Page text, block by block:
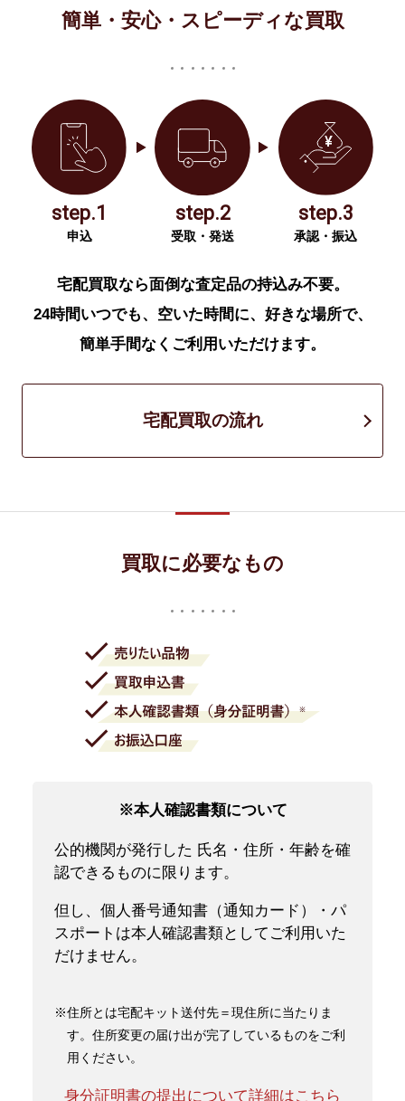
簡単・安心・スピーディな買取
step.1
申込
step.2
受取・発送
step.3
承認・振込
宅配買取なら面倒な査定品の持込み不要。
24時間いつでも、空いた時間に、好きな場所で、
簡単手間なくご利用いただけます。
宅配買取の流れ
買取に必要なもの
※本人確認書類について
公的機関が発行した 氏名・住所・年齢を確
認できるものに限ります。
但し、個人番号通知書（通知カード）・パ
スポートは本人確認書類としてご利用いた
だけません。
※住所とは宅配キット送付先＝現住所に当たりま
す。住所変更の届け出が完了しているものをご利
用ください。
身分証明書の提出について詳細はこちら